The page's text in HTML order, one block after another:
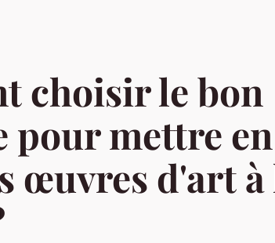
choisir le bon
pour mettre en
œuvres d'art à